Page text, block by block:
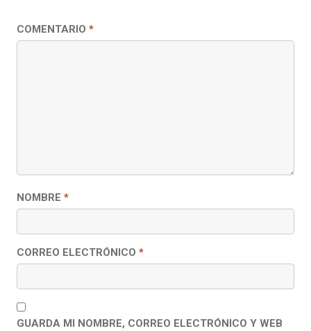
COMENTARIO *
NOMBRE *
CORREO ELECTRÓNICO *
GUARDA MI NOMBRE, CORREO ELECTRÓNICO Y WEB